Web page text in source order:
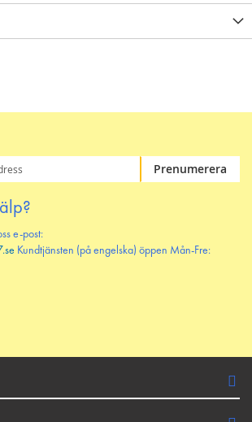
Prenumerera
e-post:
Kundtjänsten (på engelska) öppen Mån-Fre: